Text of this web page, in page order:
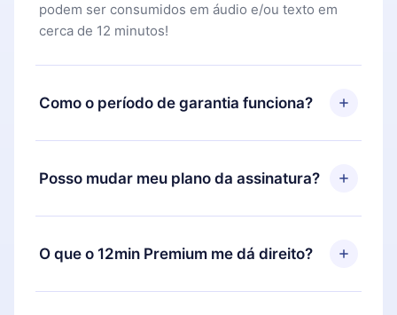
podem ser consumidos em áudio e/ou texto em
cerca de 12 minutos!
Como o período de garantia funciona?
Você pode baixar nosso aplicativo e começar a
aproveitar nossa biblioteca. Se por algum motivo
não ficar satisfeito com nossa plataforma, basta
e solicitar o reembolso do valor. Você receberá
Posso mudar meu plano da assinatura?
Sim, mas a mudança só se aplicará a partir do
próximo período de cobrança. Por exemplo, se
você decidiu mudar sua assinatura mensal para
O que o 12min Premium me dá direito?
O 12min Premium é um plano que te garante